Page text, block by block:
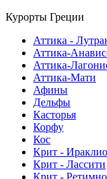
Курорты Греции
Аттика -
Аттика-
Аттика-
Аттика-Мати
Афины
Дельфы
Касторья
Корфу
Кос
Крит -
Крит - Лассити
Крит - Ретимно